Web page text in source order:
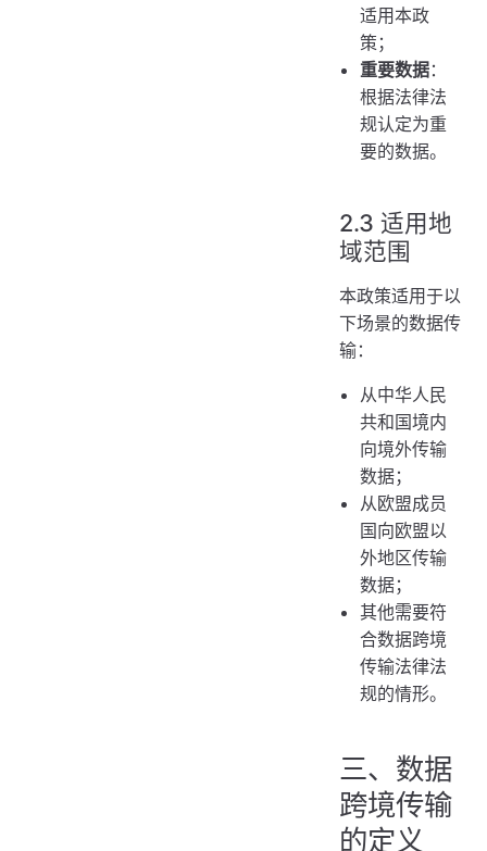
适用本政
策；
重要数据：
根据法律法
规认定为重
要的数据。
2.3 适用地
域范围
本政策适用于以
下场景的数据传
输：
从中华人民
共和国境内
向境外传输
数据；
从欧盟成员
国向欧盟以
外地区传输
数据；
其他需要符
合数据跨境
传输法律法
规的情形。
三、数据
跨境传输
的定义